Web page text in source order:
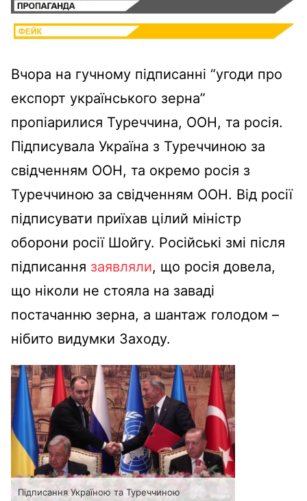
Вчора на гучному підписанні “угоди про
експорт українського зерна”
пропіарилися Туреччина, ООН, та росія.
Підписувала Україна з Туреччиною за
свідченням ООН, та окремо росія з
Туреччиною за свідченням ООН. Від росії
підписувати приїхав цілий міністр
оборони росії Шойгу. Російські змі після
підписання заявляли, що росія довела,
що ніколи не стояла на заваді
постачанню зерна, а шантаж голодом –
нібито видумки Заходу.
Підписання Україною та Туреччиною